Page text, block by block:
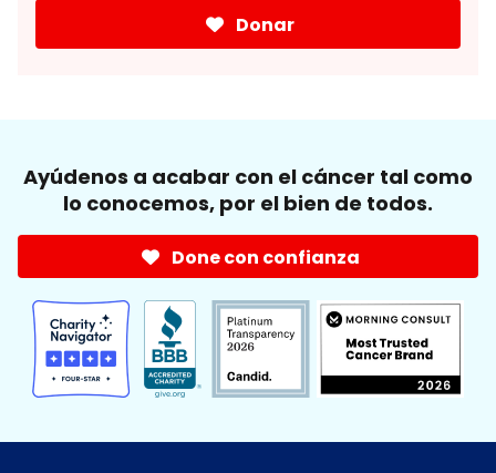
Donar
Ayúdenos a acabar con el cáncer tal como
lo conocemos, por el bien de todos.
Done con confianza